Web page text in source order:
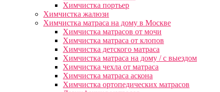
Химчистка портьер
Химчистка жалюзи
Химчистка матраса на дому в Москве
Химчистка матрасов от мочи
Химчистка матраса от клопов
Химчистка детского матраса
Химчистка матраса на дому / с выездом
Химчистка чехла от матраса
Химчистка матраса аскона
Химчистка ортопедических матрасов